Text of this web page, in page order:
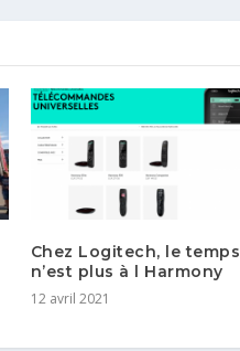
Chez Logitech, le temps
n’est plus à l Harmony
12 avril 2021